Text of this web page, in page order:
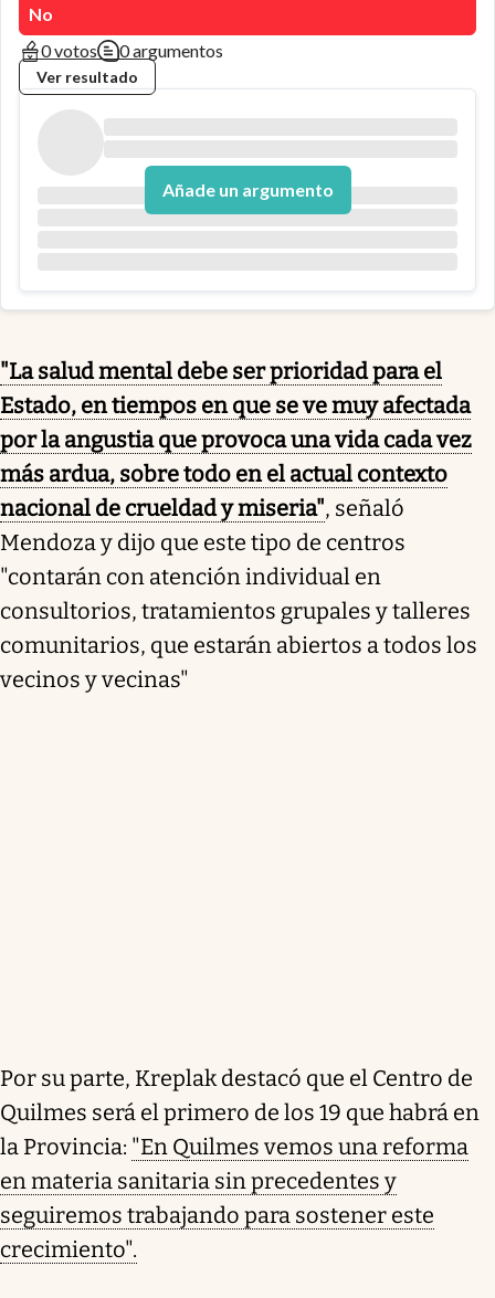
No
0 votos
0 argumentos
Ver resultado
Añade un argumento
"La salud mental debe ser prioridad para el
Estado, en tiempos en que se ve muy afectada
por la angustia que provoca una vida cada vez
más ardua, sobre todo en el actual contexto
nacional de crueldad y miseria", señaló
Mendoza y dijo que este tipo de centros
"contarán con atención individual en
consultorios, tratamientos grupales y talleres
comunitarios, que estarán abiertos a todos los
vecinos y vecinas"
Por su parte, Kreplak destacó que el Centro de
Quilmes será el primero de los 19 que habrá en
la Provincia: "En Quilmes vemos una reforma
en materia sanitaria sin precedentes y
seguiremos trabajando para sostener este
crecimiento".